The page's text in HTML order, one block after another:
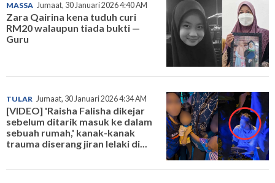
MASSA Jumaat, 30 Januari 2026 4:40 AM
Zara Qairina kena tuduh curi
RM20 walaupun tiada bukti —
Guru
TULAR Jumaat, 30 Januari 2026 4:34 AM
[VIDEO] 'Raisha Falisha dikejar
sebelum ditarik masuk ke dalam
sebuah rumah,' kanak-kanak
trauma diserang jiran lelaki di...